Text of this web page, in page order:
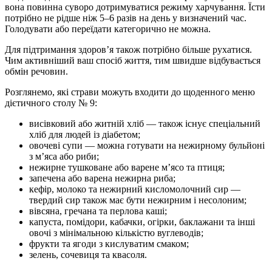
вона повинна суворо дотримуватися режиму харчування. Їсти
потрібно не рідше ніж 5–6 разів на день у визначений час.
Голодувати або переїдати категорично не можна.
Для підтримання здоров’я також потрібно більше рухатися.
Чим активніший ваш спосіб життя, тим швидше відбувається
обмін речовин.
Розглянемо, які страви можуть входити до щоденного меню
дієтичного столу № 9:
висівковий або житній хліб — також існує спеціальний
хліб для людей із діабетом;
овочеві супи — можна готувати на нежирному бульйоні
з м’яса або риби;
нежирне тушковане або варене м’ясо та птиця;
запечена або варена нежирна риба;
кефір, молоко та нежирний кисломолочний сир —
твердий сир також має бути нежирним і несолоним;
вівсяна, гречана та перлова каші;
капуста, помідори, кабачки, огірки, баклажани та інші
овочі з мінімальною кількістю вуглеводів;
фрукти та ягоди з кислуватим смаком;
зелень, сочевиця та квасоля.